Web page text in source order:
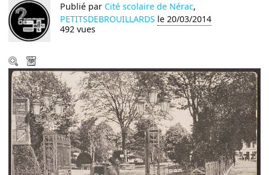
Publié par Cité scolaire de Nérac,
PETITSDEBROUILLARDS le 20/03/2014
492 vues